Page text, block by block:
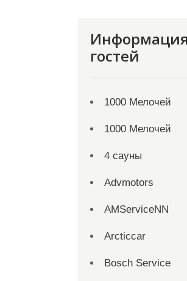
гостей
1000 Мелочей
1000 Мелочей
4 сауны
Advmotors
AMServiceNN
Arcticcar
Bosch Service